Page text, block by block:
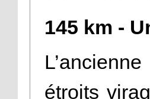
145 km -
étroits